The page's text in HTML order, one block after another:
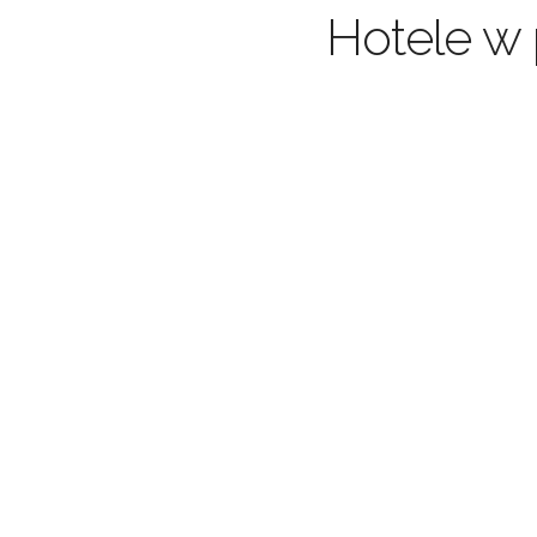
Hotele w